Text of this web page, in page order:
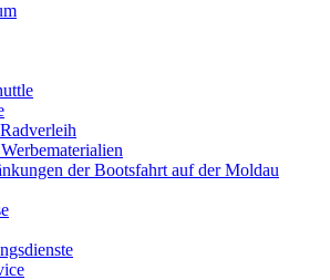
der Bootsfahrt auf der Moldau